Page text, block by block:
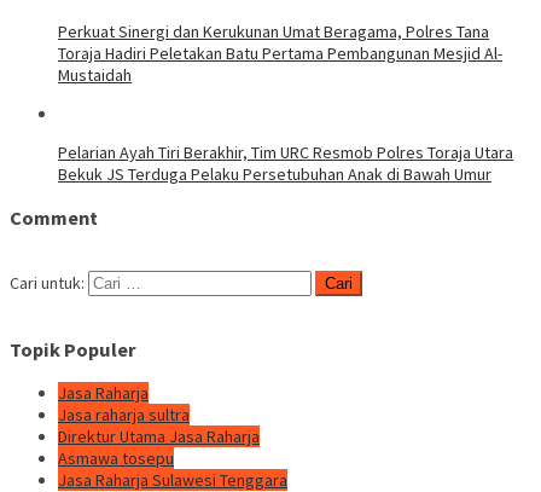
Perkuat Sinergi dan Kerukunan Umat Beragama, Polres Tana
Toraja Hadiri Peletakan Batu Pertama Pembangunan Mesjid Al-
Mustaidah
Pelarian Ayah Tiri Berakhir, Tim URC Resmob Polres Toraja Utara
Bekuk JS Terduga Pelaku Persetubuhan Anak di Bawah Umur
Comment
Cari untuk:
Topik Populer
Jasa Raharja
Jasa raharja sultra
Direktur Utama Jasa Raharja
Asmawa tosepu
Jasa Raharja Sulawesi Tenggara